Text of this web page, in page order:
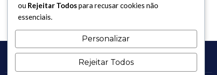
ou Rejeitar Todospara recusar cookies não
essenciais.
Personalizar
Rejeitar Todos